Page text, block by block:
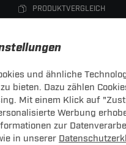
und ähnliche
bieten. Dazu zählen
Mit einem Klick auf
Werbung
zur
in unserer
PRODUKTVERGLEICH
DACHBOXEN